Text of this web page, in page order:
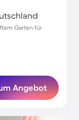
Garten für
Angebot